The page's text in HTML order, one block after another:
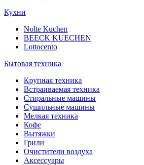
Кухни
Nolte Kuchen
BEECK KUECHEN
Lottocento
Бытовая техника
Крупная техника
Встраиваемая техника
Стиральные машины
Сушильные машины
Мелкая техника
Кофе
Вытяжки
Грили
Очистители воздуха
Аксессуары